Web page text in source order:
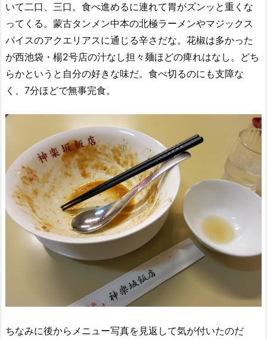
いて二口、三口。食べ進めるに連れて胃がズンッと重くな
ってくる。蒙古タンメン中本の北極ラーメンやマジックス
パイスのアクエリアスに通じる辛さだな。花椒は多かった
が西池袋・楊2号店の汁なし担々麺ほどの痺れはなし。どち
らかというと自分の好きな味だ。食べ切るのにも支障な
く、7分ほどで無事完食。
ちなみに後からメニュー写真を見返して気が付いたのだ